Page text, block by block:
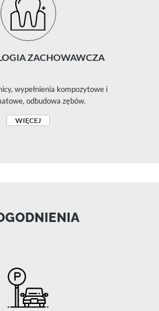
ZACHOWAWCZA
wypełnienia kompozytowe i
odbudowa zębów.
WIĘCEJ